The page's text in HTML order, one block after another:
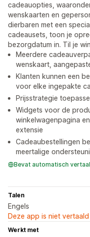
cadeauopties,
wenskaarten en
dierbaren met een
cadeausets, toon je
bezorgdatum in. Til je
Meerdere
wenskaart,
Klanten kunnen een
voor elke ingepakte
Prijsstrategie
Widgets voor de
winkelwagenpagina
extensie
Cadeaubestellingen
meertalige
Bevat automatisch
Talen
Engels
Deze app is niet
Werkt met